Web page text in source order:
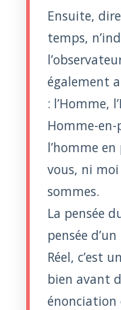
Ensuite,
temps,
également
: l’Homme,
Homme-en-
l’homme
vous, ni
sommes.
La pensée
pensée
Réel, c’est
bien avant
énonciation